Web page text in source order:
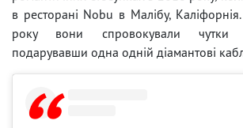
в ресторані Nobu в Малібу,
року вони спровокували чутки
подарувавши одна одній діамантові